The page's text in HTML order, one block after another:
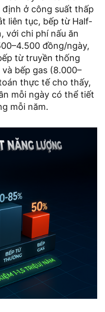
ở công suất thấp
liên tục, bếp từ Half-
với chi phí nấu ăn
đồng/ngày,
từ truyền thống
bếp gas (8.000–
thực tế cho thấy,
mỗi ngày có thể tiết
mỗi năm.